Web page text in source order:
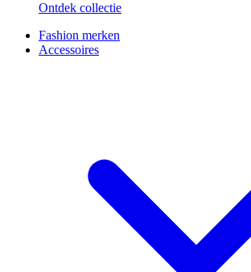
Ontdek collectie
Fashion merken
Accessoires